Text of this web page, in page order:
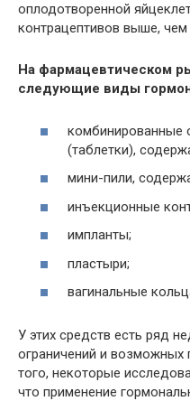
оплодотворенной
контрацептивов выше, чем
На фармацевтическом
следующие виды
комбинированные
(таблетки),
мини-пили,
инъекционные
импланты;
пластыри;
вагинальные
У этих средств есть ряд
ограничений и
того, некоторые
что применение